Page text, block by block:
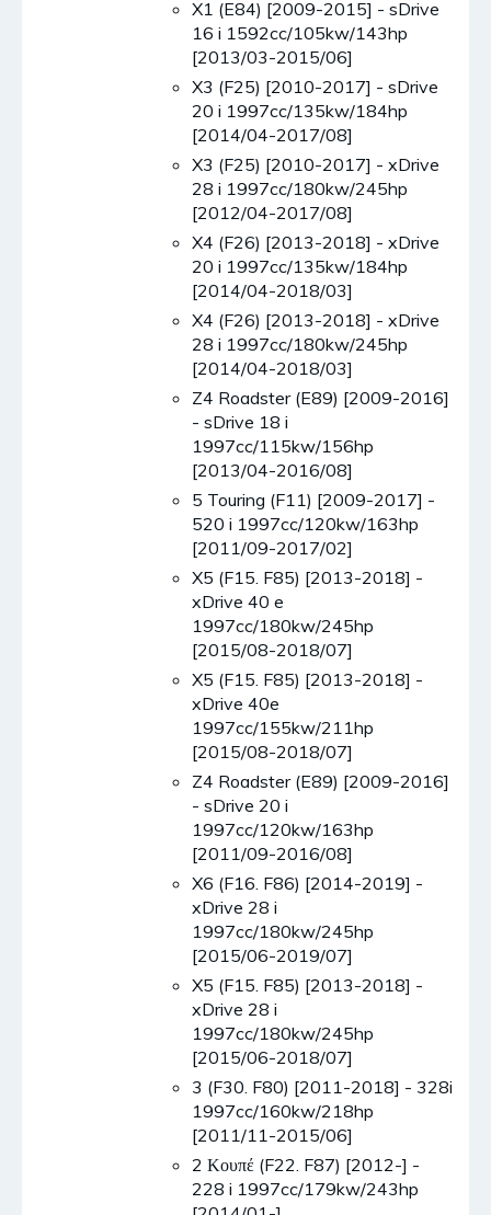
X1 (E84) [2009-2015] - sDrive
16 i 1592cc/105kw/143hp
[2013/03-2015/06]
X3 (F25) [2010-2017] - sDrive
20 i 1997cc/135kw/184hp
[2014/04-2017/08]
X3 (F25) [2010-2017] - xDrive
28 i 1997cc/180kw/245hp
[2012/04-2017/08]
X4 (F26) [2013-2018] - xDrive
20 i 1997cc/135kw/184hp
[2014/04-2018/03]
X4 (F26) [2013-2018] - xDrive
28 i 1997cc/180kw/245hp
[2014/04-2018/03]
Z4 Roadster (E89) [2009-2016]
- sDrive 18 i
1997cc/115kw/156hp
[2013/04-2016/08]
5 Touring (F11) [2009-2017] -
520 i 1997cc/120kw/163hp
[2011/09-2017/02]
X5 (F15. F85) [2013-2018] -
xDrive 40 e
1997cc/180kw/245hp
[2015/08-2018/07]
X5 (F15. F85) [2013-2018] -
xDrive 40e
1997cc/155kw/211hp
[2015/08-2018/07]
Z4 Roadster (E89) [2009-2016]
- sDrive 20 i
1997cc/120kw/163hp
[2011/09-2016/08]
X6 (F16. F86) [2014-2019] -
xDrive 28 i
1997cc/180kw/245hp
[2015/06-2019/07]
X5 (F15. F85) [2013-2018] -
xDrive 28 i
1997cc/180kw/245hp
[2015/06-2018/07]
3 (F30. F80) [2011-2018] - 328i
1997cc/160kw/218hp
[2011/11-2015/06]
2 Κουπέ (F22. F87) [2012-] -
228 i 1997cc/179kw/243hp